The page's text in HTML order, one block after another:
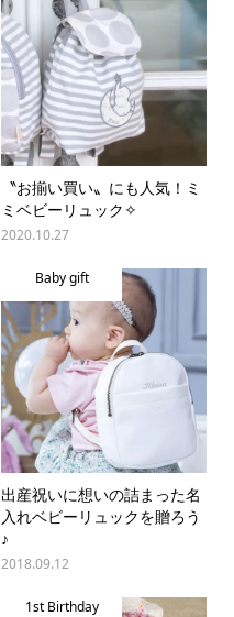
〝お揃い買い〟にも人気！ミ
ミベビーリュック✧
2020.10.27
Baby gift
出産祝いに想いの詰まった名
入れベビーリュックを贈ろう
♪
2018.09.12
1st Birthday